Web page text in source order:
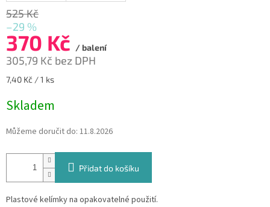
525 Kč
–29 %
370 Kč / balení
305,79 Kč bez DPH
Měrná
7,40 Kč / 1 ks
Skladem
Můžeme doručit do: 11.8.2026
Přidat do košíku
Plastové kelímky na opakovatelné použití.